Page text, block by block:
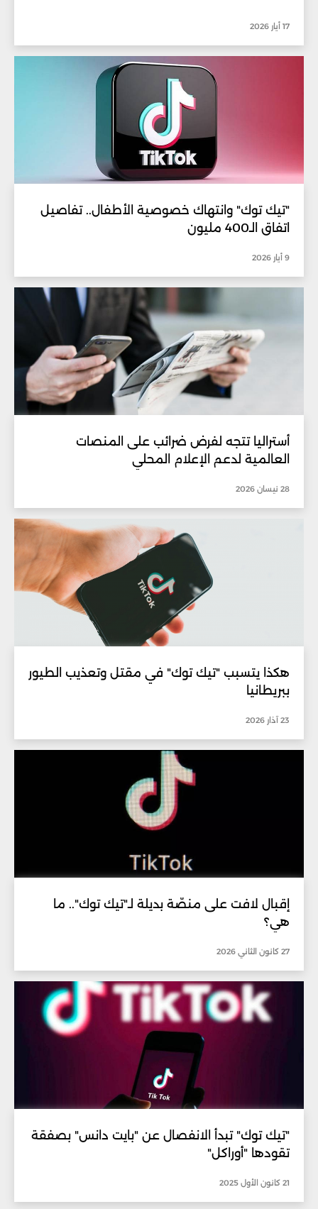
17 أيار 2026
"تيك توك" وانتهاك خصوصية الأطفال.. تفاصيل
اتفاق الـ400 مليون
9 أيار 2026
أستراليا تتجه لفرض ضرائب على المنصات
العالمية لدعم الإعلام المحلي
28 نيسان 2026
هكذا يتسبب "تيك توك" في مقتل وتعذيب الطيور
ببريطانيا
23 آذار 2026
إقبال لافت على منصّة بديلة لـ"تيك توك".. ما
هي؟
27 كانون الثاني 2026
"تيك توك" تبدأ الانفصال عن "بايت دانس" بصفقة
تقودها "أوراكل"
21 كانون الأول 2025